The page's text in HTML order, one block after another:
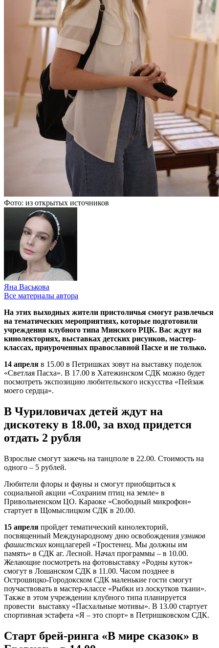
Фото: из открытых источников
Яна Васькова
Все материалы автора
На этих выходных жители пристоличья смогут развлечься
на тематических мероприятиях, которые подготовили
учреждения клубного типа Минского РЦК. Вас ждут на
кинолекториях, выставках детских рисунков, мастер-
классах, приуроченных православной Пасхе и не только.
14 апреля в 15.00 в Петришках зовут на выставку поделок
«Светлая Пасха». В 17.00 в Хатежинском СДК можно будет
посмотреть экспозицию любительского искусства «Пейзаж
моего сердца».
В Чуриловичах детей ждут на
дискотеку в 18.00, за вход придется
отдать 2 рубля
Взрослые смогут зажечь на танцполе в 22.00. Стоимость на
одного – 5 рублей.
Любители флоры и фауны и смогут приобщиться к
социальной акции «Сохраним птиц на земле» в
Привольненском ЦО. Караоке «Свободный микрофон»
стартует в Щомыслицком СДК в 20.00.
15 апреля пройдет тематический кинолекторий,
посвященный Международному дню освобождения узников
фашистских концлагерей «Тростенец. Мы должны им
память» в СДК аг. Лесной. Начал программы – в 10.00.
Желающие посмотреть на фотовыставку «Родны куток»
смогут в Лошанском СДК в 11.00. Часом позднее в
Острошицко-Городокском СДК маленькие гости смогут
поучаствовать в мастер-классе «Рыбки из лоскутков ткани».
Также в этом учреждении клубного типа планируется
провести выставку «Пасхальные мотивы». В 13.00 стартует
спортивная эстафета «Я – это спорт» в Петришковском СДК.
Старт брей-ринга «В мире сказок» в